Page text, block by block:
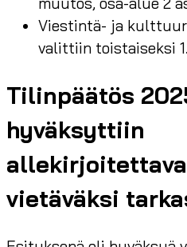
Viestintä- ja
valittiin toistaiseksi
Tilinpäätös
hyväksyttiin
vietäväksi